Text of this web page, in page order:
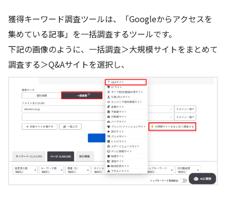
獲得キーワード調査ツールは、「Googleからアクセスを
集めている記事」を一括調査するツールです。
下記の画像のように、一括調査＞大規模サイトをまとめて
調査する＞Q&Aサイトを選択し、